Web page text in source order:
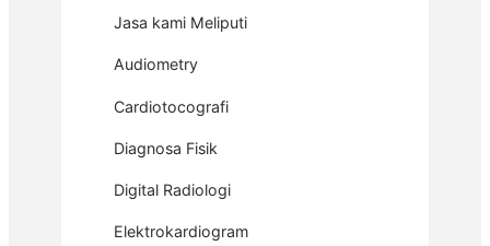
Jasa kami Meliputi
Audiometry
Cardiotocografi
Diagnosa Fisik
Digital Radiologi
Elektrokardiogram